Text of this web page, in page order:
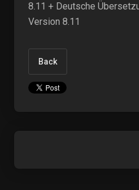
8.11 + Deutsche
Version 8.11
Back